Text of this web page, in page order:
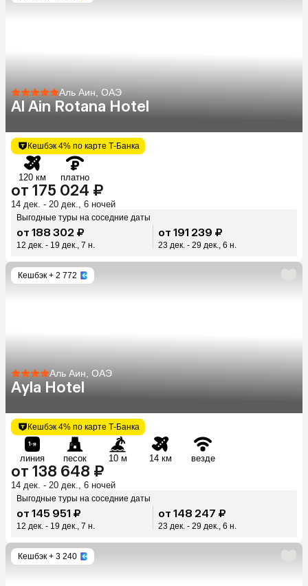
Аль Аин, ОАЭ
Al Ain Rotana Hotel
Кешбэк 4% по карте Т-Банка
120 км платно
от 175 024 ₽
14 дек. - 20 дек., 6 ночей
Выгодные туры на соседние даты
от 188 302 ₽
12 дек. - 19 дек., 7 н.
от 191 239 ₽
23 дек. - 29 дек., 6 н.
Кешбэк + 2 772
Аль Аин, ОАЭ
Ayla Hotel
Кешбэк 4% по карте Т-Банка
линия песок 10 м 14 км везде
от 138 648 ₽
14 дек. - 20 дек., 6 ночей
Выгодные туры на соседние даты
от 145 951 ₽
12 дек. - 19 дек., 7 н.
от 148 247 ₽
23 дек. - 29 дек., 6 н.
Кешбэк + 3 240